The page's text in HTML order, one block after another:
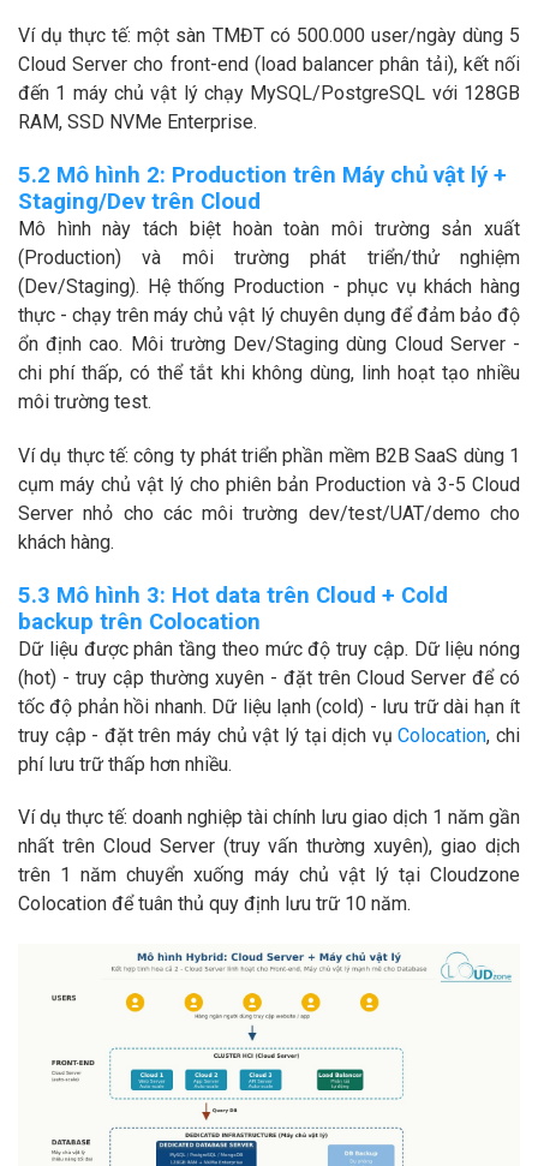
Ví dụ thực tế: một sàn TMĐT có 500.000 user/ngày dùng 5
Cloud Server cho front-end (load balancer phân tải), kết nối
đến 1 máy chủ vật lý chạy MySQL/PostgreSQL với 128GB
RAM, SSD NVMe Enterprise.
5.2 Mô hình 2: Production trên Máy chủ vật lý +
Staging/Dev trên Cloud
Mô hình này tách biệt hoàn toàn môi trường sản xuất
(Production) và môi trường phát triển/thử nghiệm
(Dev/Staging). Hệ thống Production - phục vụ khách hàng
thực - chạy trên máy chủ vật lý chuyên dụng để đảm bảo độ
ổn định cao. Môi trường Dev/Staging dùng Cloud Server -
chi phí thấp, có thể tắt khi không dùng, linh hoạt tạo nhiều
môi trường test.
Ví dụ thực tế: công ty phát triển phần mềm B2B SaaS dùng 1
cụm máy chủ vật lý cho phiên bản Production và 3-5 Cloud
Server nhỏ cho các môi trường dev/test/UAT/demo cho
khách hàng.
5.3 Mô hình 3: Hot data trên Cloud + Cold
backup trên Colocation
Dữ liệu được phân tầng theo mức độ truy cập. Dữ liệu nóng
(hot) - truy cập thường xuyên - đặt trên Cloud Server để có
tốc độ phản hồi nhanh. Dữ liệu lạnh (cold) - lưu trữ dài hạn ít
truy cập - đặt trên máy chủ vật lý tại dịch vụColocation, chi
phí lưu trữ thấp hơn nhiều.
Ví dụ thực tế: doanh nghiệp tài chính lưu giao dịch 1 năm gần
nhất trên Cloud Server (truy vấn thường xuyên), giao dịch
trên 1 năm chuyển xuống máy chủ vật lý tại Cloudzone
Colocation để tuân thủ quy định lưu trữ 10 năm.